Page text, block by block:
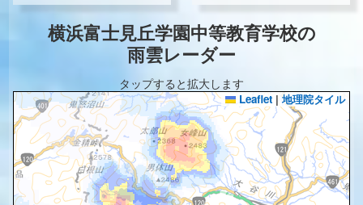
横浜富士見丘学園中等教育学校の
雨雲レーダー
タップすると拡大します
Leaflet | 地理院タイル